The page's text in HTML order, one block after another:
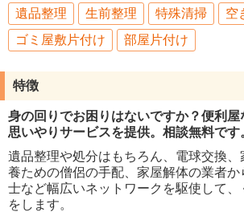
遺品整理 生前整理 特殊清掃
空
ゴミ屋敷片付け
部屋片付け
特徴
身の回りでお困りはないですか？便利
思いやりサービスを提供。相談無料です
遺品整理や処分はもちろん、電球交換
養ための僧侶の手配、家屋解体の業者
士など幅広いネットワークを駆使して、
をします。